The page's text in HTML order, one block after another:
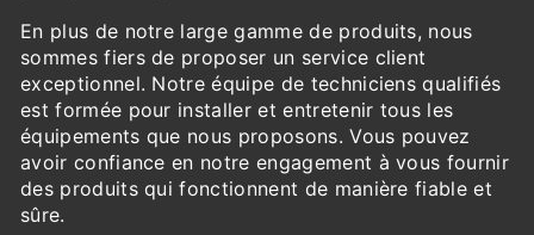
En plus de notre large gamme de produits, nous
sommes fiers de proposer un service client
exceptionnel. Notre équipe de techniciens qualifiés
est formée pour installer et entretenir tous les
équipements que nous proposons. Vous pouvez
avoir confiance en notre engagement à vous fournir
des produits qui fonctionnent de manière fiable et
sûre.